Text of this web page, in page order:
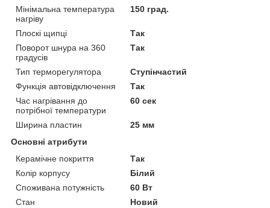
Мінімальна температура
нагріву
150 град.
Плоскі щипці
Так
Поворот шнура на 360
градусів
Так
Тип терморегулятора
Ступінчастий
Функція автовідключення
Так
Час нагрівання до
потрібної температури
60 сек
Ширина пластин
25 мм
Основні атрибути
Керамічне покриття
Так
Колір корпусу
Білий
Споживана потужність
60 Вт
Стан
Новий